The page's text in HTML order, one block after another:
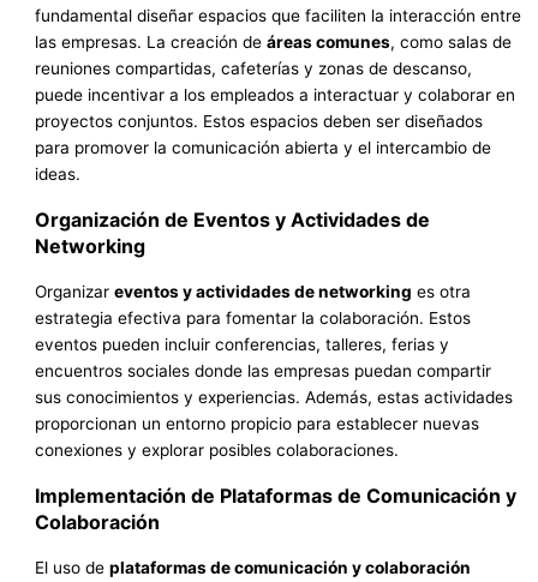
fundamental diseñar espacios que faciliten la interacción entre
las empresas. La creación deáreas comunes, como salas de
reuniones compartidas, cafeterías y zonas de descanso,
puede incentivar a los empleados a interactuar y colaborar en
proyectos conjuntos. Estos espacios deben ser diseñados
para promover la comunicación abierta y el intercambio de
ideas.
Organización de Eventos y Actividades de
Networking
Organizareventos y actividades de networking es otra
estrategia efectiva para fomentar la colaboración. Estos
eventos pueden incluir conferencias, talleres, ferias y
encuentros sociales donde las empresas puedan compartir
sus conocimientos y experiencias. Además, estas actividades
proporcionan un entorno propicio para establecer nuevas
conexiones y explorar posibles colaboraciones.
Implementación de Plataformas de Comunicación y
Colaboración
El uso deplataformas de comunicación y colaboración